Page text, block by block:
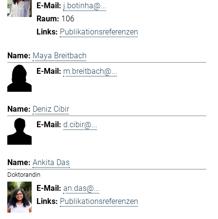
j.botinha@...
106
Publikationsreferenzen
Maya Breitbach
m.breitbach@...
Deniz Cibir
d.cibir@...
Ankita Das
Doktorandin
an.das@...
Publikationsreferenzen